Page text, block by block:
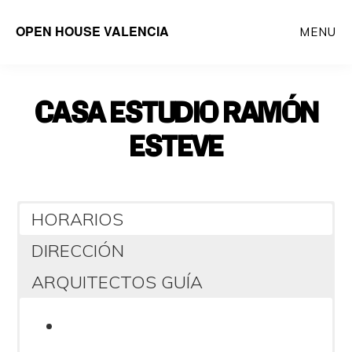
OPEN HOUSE VALENCIA MENU
CASA ESTUDIO RAMÓN
ESTEVE
HORARIOS
DIRECCIÓN
ARQUITECTOS GUÍA